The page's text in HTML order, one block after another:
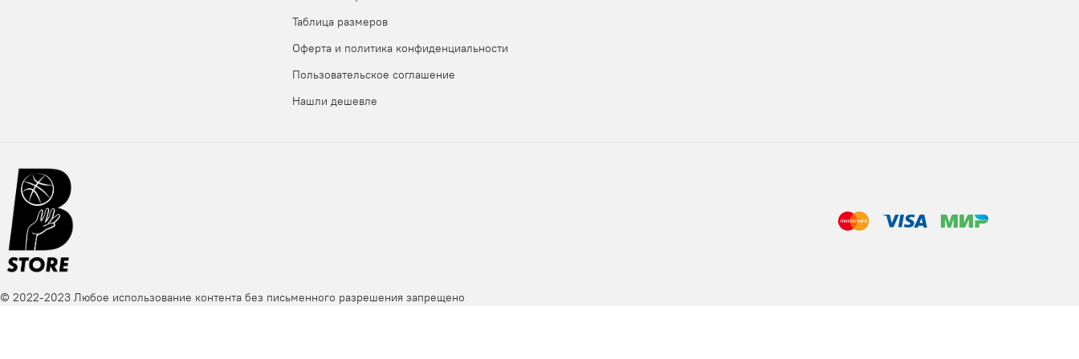
- написать нам в мессенджеры, чтобы мы нашли таблицу и прислали Вам
Таблица размеров
Оферта и политика конфиденциальности
Пользовательское соглашение
Нашли дешевле
© 2022-2023 Любое использование контента без письменного разрешения запрещено